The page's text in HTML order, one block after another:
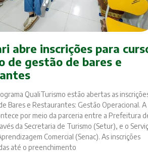
abre inscrições para
de gestão de bares e
QualiTurismo estão abertas as
Bares e Restaurantes: Gestão Operacional. A
por meio da parceria entre a Prefeitura
da Secretaria de Turismo (Setur), e o
Comercial (Senac). As inscrições
até o preenchimento